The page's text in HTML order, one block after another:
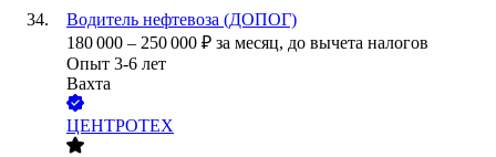
Водитель нефтевоза (ДОПОГ)
180 000 – 250 000 ₽ за месяц, до вычета налогов
Опыт 3-6 лет
Вахта
ЦЕНТРОТЕХ